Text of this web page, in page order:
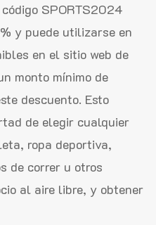
SPORTS2024
y puede utilizarse en
en el sitio web de
monto mínimo de
descuento. Esto
de elegir cualquier
ropa deportiva,
de correr u otros
al aire libre, y obtener